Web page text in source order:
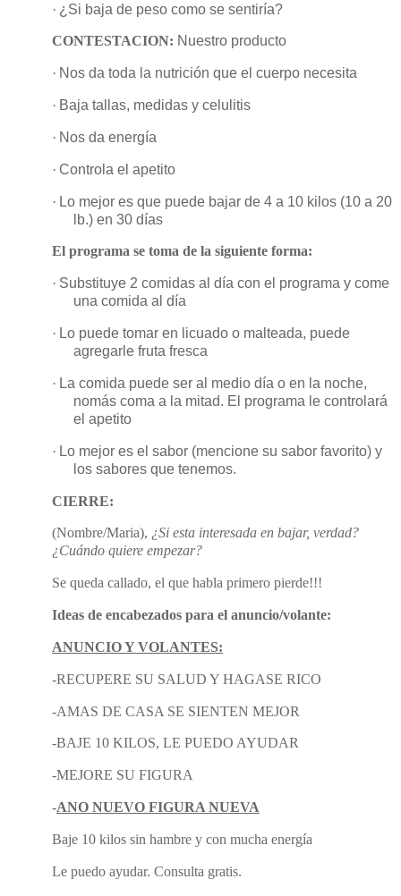
· ¿Si baja de peso como se sentiría?
CONTESTACION: Nuestro producto
· Nos da toda la nutrición que el cuerpo necesita
· Baja tallas, medidas y celulitis
· Nos da energía
· Controla el apetito
· Lo mejor es que puede bajar de 4 a 10 kilos (10 a 20
lb.) en 30 días
El programa se toma de la siguiente forma:
· Substituye 2 comidas al día con el programa y come
una comida al día
· Lo puede tomar en licuado o malteada, puede
agregarle fruta fresca
· La comida puede ser al medio día o en la noche,
nomás coma a la mitad. El programa le controlará
el apetito
· Lo mejor es el sabor (mencione su sabor favorito) y
los sabores que tenemos.
CIERRE:
(Nombre/Maria), ¿Si esta interesada en bajar, verdad?
¿Cuándo quiere empezar?
Se queda callado, el que habla primero pierde!!!
Ideas de encabezados para el anuncio/volante:
ANUNCIO Y VOLANTES:
-RECUPERE SU SALUD Y HAGASE RICO
-AMAS DE CASA SE SIENTEN MEJOR
-BAJE 10 KILOS, LE PUEDO AYUDAR
-MEJORE SU FIGURA
-ANO NUEVO FIGURA NUEVA
Baje 10 kilos sin hambre y con mucha energía
Le puedo ayudar. Consulta gratis.